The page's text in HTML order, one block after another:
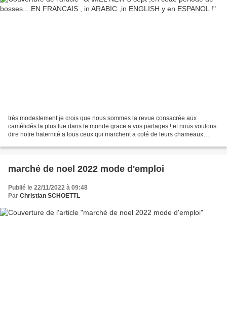
très modestement je crois que nous sommes la revue consacrée aux
camélidés la plus lue dans le monde grace a vos partages ! et nous voulons
dire notre fraternité a tous ceux qui marchent a coté de leurs chameaux
marché de noel 2022 mode d'emploi
Publié le 22/11/2022 à 09:48
Par Christian SCHOETTL